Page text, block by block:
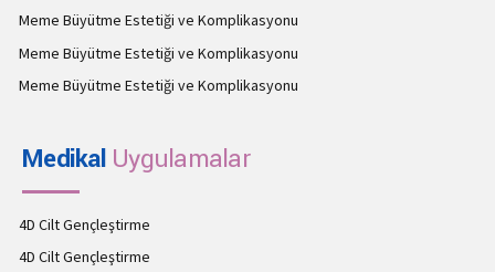
Meme Büyütme Estetiği ve Komplikasyonu
Meme Büyütme Estetiği ve Komplikasyonu
Meme Büyütme Estetiği ve Komplikasyonu
Medikal Uygulamalar
4D Cilt Gençleştirme
4D Cilt Gençleştirme